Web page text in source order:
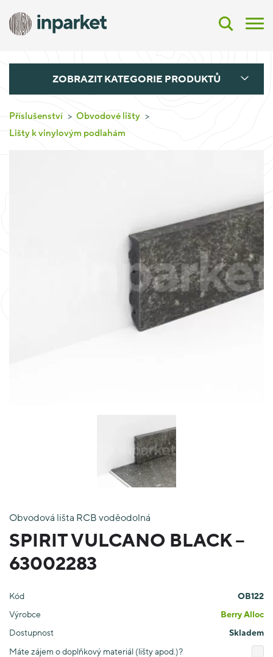
ZOBRAZIT KATEGORIE PRODUKTŮ
Příslušenství
Obvodové lišty
Lišty k vinylovým podlahám
Obvodová lišta RCB voděodolná
SPIRIT VULCANO BLACK –
63002283
Kód
OB122
Výrobce
Berry Alloc
Dostupnost
Skladem
Máte zájem o doplňkový materiál (lišty apod.)?